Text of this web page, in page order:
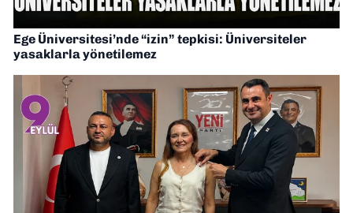
Ege Üniversitesi’nde “izin” tepkisi: Üniversiteler
yasaklarla yönetilemez